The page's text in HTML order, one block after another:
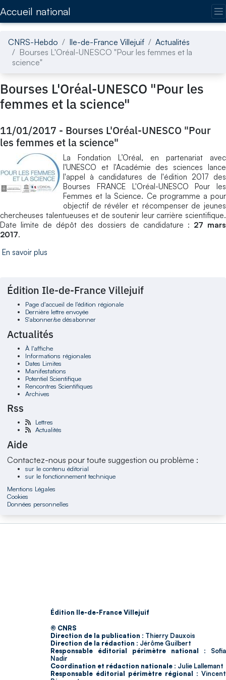
Accueil national
CNRS-Hebdo Ile-de-France Villejuif
Actualités
Bourses L'Oréal-UNESCO "Pour les femmes et la
science"
Bourses L'Oréal-UNESCO "Pour les
femmes et la science"
11/01/2017 - Bourses L'Oréal-UNESCO "Pour
les femmes et la science"
La Fondation L’Oréal, en partenariat avec
l'UNESCO et l'Académie des sciences lance
l'appel à candidatures de l'édition 2017 des
Bourses FRANCE L'Oréal-UNESCO Pour les
Femmes et la Science. Ce programme a pour
objectif de révéler et récompenser de jeunes
chercheuses talentueuses et de soutenir leur carrière scientifique.
Date limite de dépôt des dossiers de candidature : 27 mars
2017.
En savoir plus
Édition Ile-de-France Villejuif
Page d'accueil de l'édition régionale
Dernière lettre envoyée
S'abonner/se désabonner
Actualités
À l'affiche
Informations régionales
Dates Limites
Manifestations
Potentiel Scientifique
Rencontres Scientifiques
Archives
Rss
Lettres
Actualités
Aide
Contactez-nous pour toute suggestion ou problème :
sur le contenu éditorial
sur le fonctionnement technique
Mentions Légales
Cookies
Données personnelles
Édition Ile-de-France Villejuif
© CNRS
Direction de la publication : Thierry Dauxois
Direction de la rédaction : Jérôme Guilbert
Responsable éditorial périmètre national : Sofia
Nadir
Coordination et rédaction nationale : Julie Lallemant
Responsable éditorial périmètre régional : Vincent